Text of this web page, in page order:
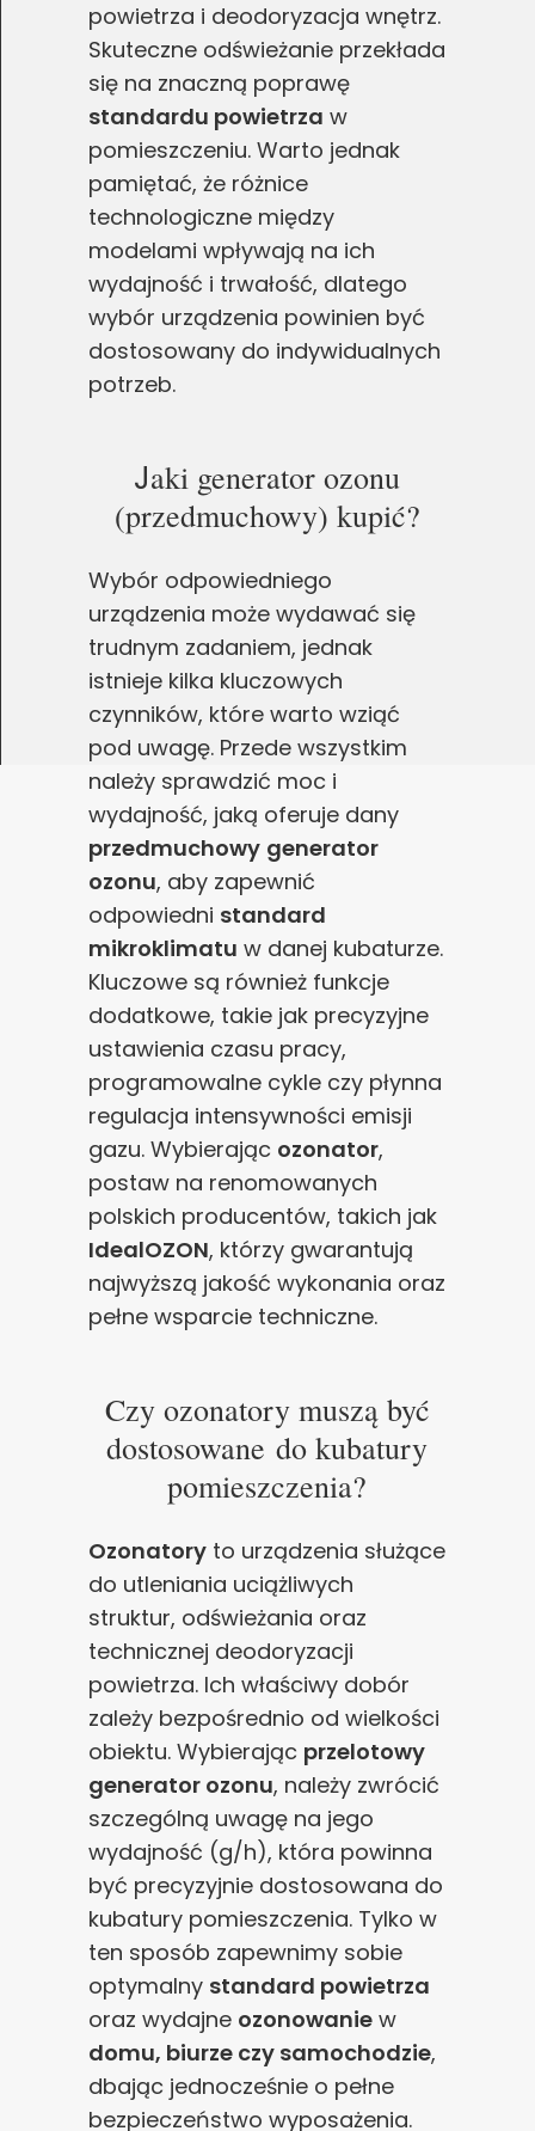
powietrza i deodoryzacja wnętrz.
Skuteczne odświeżanie przekłada
się na znaczną poprawę
standardu powietrza w
pomieszczeniu. Warto jednak
pamiętać, że różnice
technologiczne między
modelami wpływają na ich
wydajność i trwałość, dlatego
wybór urządzenia powinien być
dostosowany do indywidualnych
potrzeb.
Jaki generator ozonu
(przedmuchowy) kupić?
Wybór odpowiedniego
urządzenia może wydawać się
trudnym zadaniem, jednak
istnieje kilka kluczowych
czynników, które warto wziąć
pod uwagę. Przede wszystkim
należy sprawdzić moc i
wydajność, jaką oferuje dany
przedmuchowy generator
ozonu, aby zapewnić
odpowiedni standard
mikroklimatu w danej kubaturze.
Kluczowe są również funkcje
dodatkowe, takie jak precyzyjne
ustawienia czasu pracy,
programowalne cykle czy płynna
regulacja intensywności emisji
gazu. Wybierając ozonator,
postaw na renomowanych
polskich producentów, takich jak
IdealOZON, którzy gwarantują
najwyższą jakość wykonania oraz
pełne wsparcie techniczne.
Czy ozonatory muszą być
dostosowane do kubatury
pomieszczenia?
Ozonatory to urządzenia służące
do utleniania uciążliwych
struktur, odświeżania oraz
technicznej deodoryzacji
powietrza. Ich właściwy dobór
zależy bezpośrednio od wielkości
obiektu. Wybierając przelotowy
generator ozonu, należy zwrócić
szczególną uwagę na jego
wydajność (g/h), która powinna
być precyzyjnie dostosowana do
kubatury pomieszczenia. Tylko w
ten sposób zapewnimy sobie
optymalny standard powietrza
oraz wydajne ozonowanie w
domu, biurze czy samochodzie,
dbając jednocześnie o pełne
bezpieczeństwo wyposażenia.